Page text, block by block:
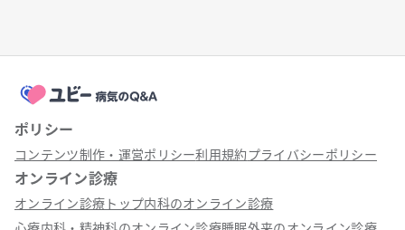
ポリシー
コンテンツ制作・運営ポリシー利用規約プライバシーポリシー
オンライン診療
オンライン診療トップ内科のオンライン診療